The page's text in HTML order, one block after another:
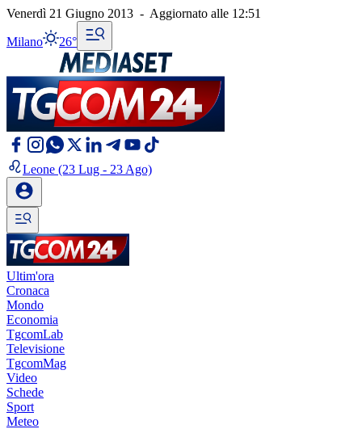
Venerdì 21 Giugno 2013 - Aggiornato alle 12:51
Milano 26°
Leone (23 Lug - 23 Ago)
Ultim'ora
Cronaca
Mondo
Economia
TgcomLab
Televisione
TgcomMag
Video
Schede
Sport
Meteo